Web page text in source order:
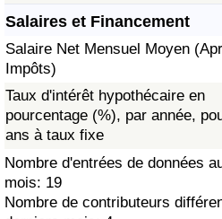
Salaires et Financement
Salaire Net Mensuel Moyen
Impôts)
Taux d'intérêt hypothécaire en
pourcentage (%), par année,
ans à taux fixe
Nombre d'entrées de données
mois: 19
Nombre de contributeurs
Indice des soins de santé
Indice des soins de santé par
Pollution
Indice de Pollution (Actuel)